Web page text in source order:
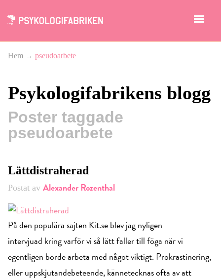
Hem → pseudoarbete
Psykologifabrikens blogg
Poster taggade
pseudoarbete
Lättdistraherad
Postat av Alexander Rozenthal
På den populära sajten Kit.se blev jag nyligen
intervjuad kring varför vi så lätt faller till föga när vi
egentligen borde arbeta med något viktigt. Prokrastinering,
eller uppskjutandebeteende, kännetecknas ofta av att